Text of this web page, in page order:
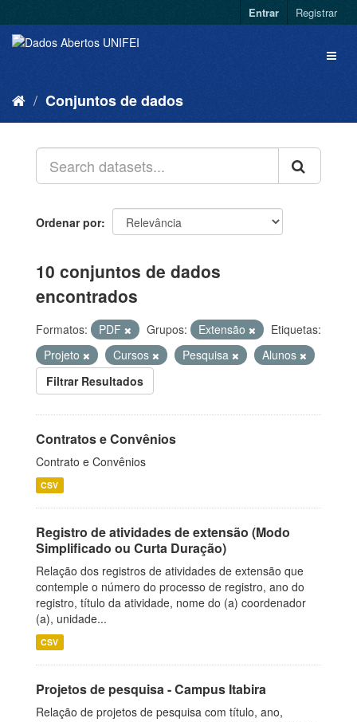
Entrar Registrar
Conjuntos de dados
Ordenar por
10 conjuntos de dados
encontrados
Formatos: PDF Grupos: Extensão
Etiquetas:
Projeto
Cursos Pesquisa
Alunos
Filtrar Resultados
Contratos e Convênios
Contrato e Convênios
CSV
Registro de atividades de extensão (Modo
Simplificado ou Curta Duração)
Relação dos registros de atividades de extensão que
contemple o número do processo de registro, ano do
registro, título da atividade, nome do (a) coordenador
(a), unidade...
CSV
Projetos de pesquisa - Campus Itabira
Relação de projetos de pesquisa com título, ano,